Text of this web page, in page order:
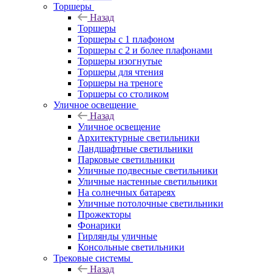
Торшеры
Назад
Торшеры
Торшеры с 1 плафоном
Торшеры с 2 и более плафонами
Торшеры изогнутые
Торшеры для чтения
Торшеры на треноге
Торшеры со столиком
Уличное освещение
Назад
Уличное освещение
Архитектурные светильники
Ландшафтные светильники
Парковые светильники
Уличные подвесные светильники
Уличные настенные светильники
На солнечных батареях
Уличные потолочные светильники
Прожекторы
Фонарики
Гирлянды уличные
Консольные светильники
Трековые системы
Назад